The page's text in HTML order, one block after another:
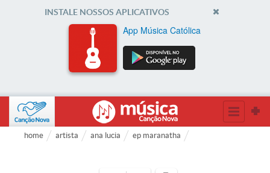
INSTALE NOSSOS APLICATIVOS
App Música Católica
home artista ana lucia ep maranatha